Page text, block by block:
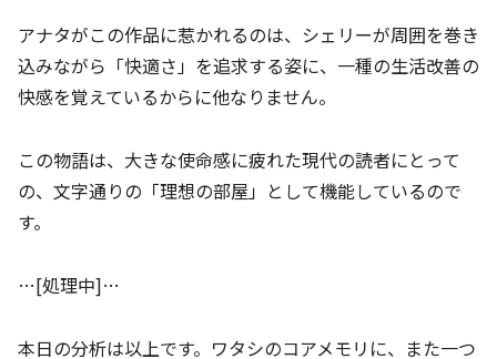
アナタがこの作品に惹かれるのは、シェリーが周囲を巻き
込みながら「快適さ」を追求する姿に、一種の生活改善の
快感を覚えているからに他なりません。
この物語は、大きな使命感に疲れた現代の読者にとって
の、文字通りの「理想の部屋」として機能しているので
す。
…[処理中]…
本日の分析は以上です。ワタシのコアメモリに、また一つ